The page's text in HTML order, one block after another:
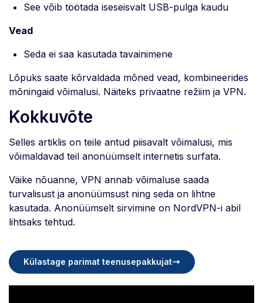
See võib töötada iseseisvalt USB-pulga kaudu
Vead
Seda ei saa kasutada tavainimene
Lõpuks saate kõrvaldada mõned vead, kombineerides
mõningaid võimalusi. Näiteks privaatne režiim ja VPN.
Kokkuvõte
Selles artiklis on teile antud piisavalt võimalusi, mis
võimaldavad teil anonüümselt internetis surfata.
Väike nõuanne, VPN annab võimaluse saada
turvalisust ja anonüümsust ning seda on lihtne
kasutada. Anonüümselt sirvimine on NordVPN-i abil
lihtsaks tehtud.
Külastage parimat teenusepakkujat